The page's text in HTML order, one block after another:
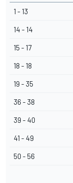
1 - 13
14 - 14
15 - 17
18 - 18
19 - 35
36 - 38
39 - 40
41 - 49
50 - 56